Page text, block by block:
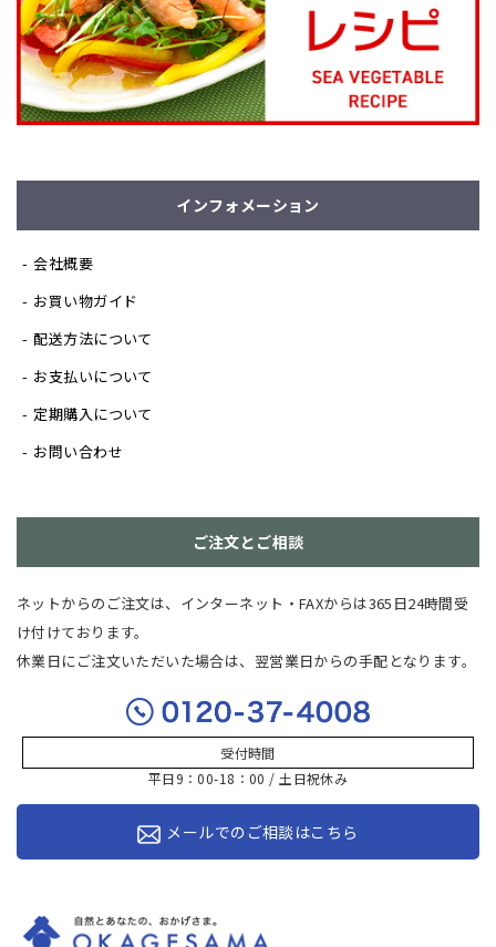
インフォメーション
会社概要
お買い物ガイド
配送方法について
お支払いについて
定期購入について
お問い合わせ
ご注文とご相談
ネットからのご注文は、インターネット・FAXからは365日24時間受
け付けております。
休業日にご注文いただいた場合は、翌営業日からの手配となります。
受付時間
平日9：00-18：00 / 土日祝休み
メールでのご相談はこちら